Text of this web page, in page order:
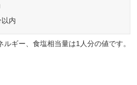
内
ルギー、食塩相当量は1人分の値です。